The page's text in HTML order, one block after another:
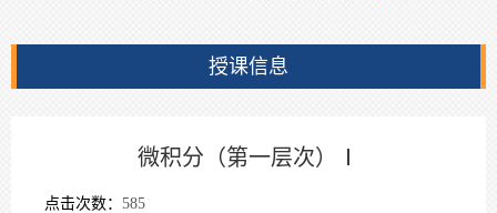
授课信息
微积分（第一层次）Ⅰ
点击次数： 585